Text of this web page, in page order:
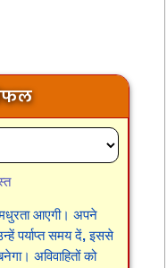
आएगी। अपने
पर्याप्त समय दें, इससे
अविवाहितों को